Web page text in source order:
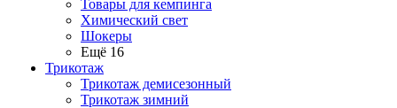
Товары для кемпинга
Химический свет
Шокеры
Ещё 16
Трикотаж
Трикотаж демисезонный
Трикотаж зимний